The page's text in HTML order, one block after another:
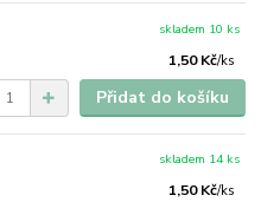
1,50 Kč/ks
skladem 10 ks
Přidat do košíku
1,50 Kč/ks
skladem 14 ks